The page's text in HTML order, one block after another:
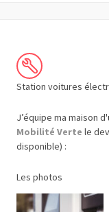
Station voitures
J’équipe ma maison
Mobilité Verte le
disponible) :
Les photos